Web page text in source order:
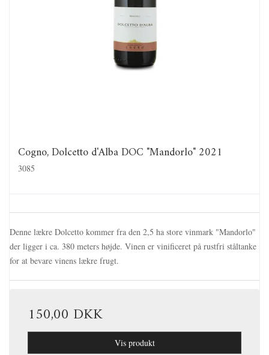
Cogno, Dolcetto d'Alba DOC "Mandorlo" 2021
3085
Denne lækre Dolcetto kommer fra den 2,5 ha store vinmark "Mandorlo"
der ligger i ca. 380 meters højde. Vinen er vinificeret på rustfri ståltanke
for at bevare vinens lækre frugt.
150,00 DKK
Vis produkt